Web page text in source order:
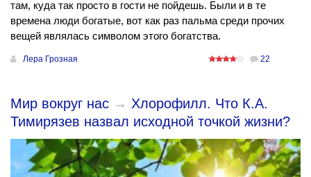
там, куда так просто в гости не пойдешь. Были и в те
времена люди богатые, вот как раз пальма среди прочих
вещей являлась символом этого богатства.
Лера Грозная 22
Мир вокруг нас → Хлорофилл. Что К.А.
Тимирязев назвал исходной точкой жизни?